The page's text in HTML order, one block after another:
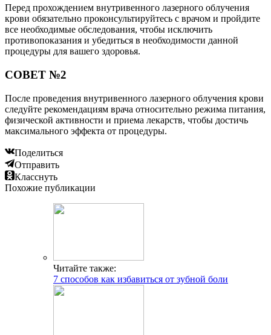
Перед прохождением внутривенного лазерного облучения
крови обязательно проконсультируйтесь с врачом и пройдите
все необходимые обследования, чтобы исключить
противопоказания и убедиться в необходимости данной
процедуры для вашего здоровья.
СОВЕТ №2
После проведения внутривенного лазерного облучения крови
следуйте рекомендациям врача относительно режима питания,
физической активности и приема лекарств, чтобы достичь
максимального эффекта от процедуры.
Поделиться
Отправить
Класснуть
Похожие публикации
Читайте также:
7 способов как избавиться от зубной боли